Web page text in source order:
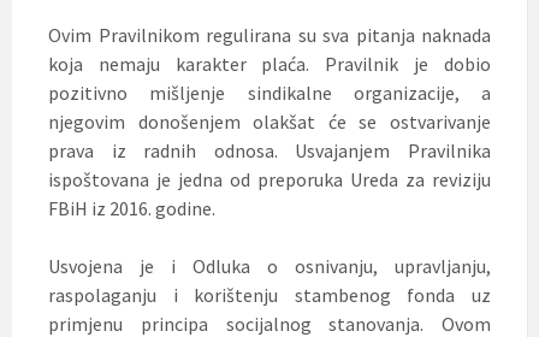
Ovim Pravilnikom regulirana su sva pitanja naknada
koja nemaju karakter plaća. Pravilnik je dobio
pozitivno mišljenje sindikalne organizacije, a
njegovim donošenjem olakšat će se ostvarivanje
prava iz radnih odnosa. Usvajanjem Pravilnika
ispoštovana je jedna od preporuka Ureda za reviziju
FBiH iz 2016. godine.
Usvojena je i Odluka o osnivanju, upravljanju,
raspolaganju i korištenju stambenog fonda uz
primjenu principa socijalnog stanovanja. Ovom